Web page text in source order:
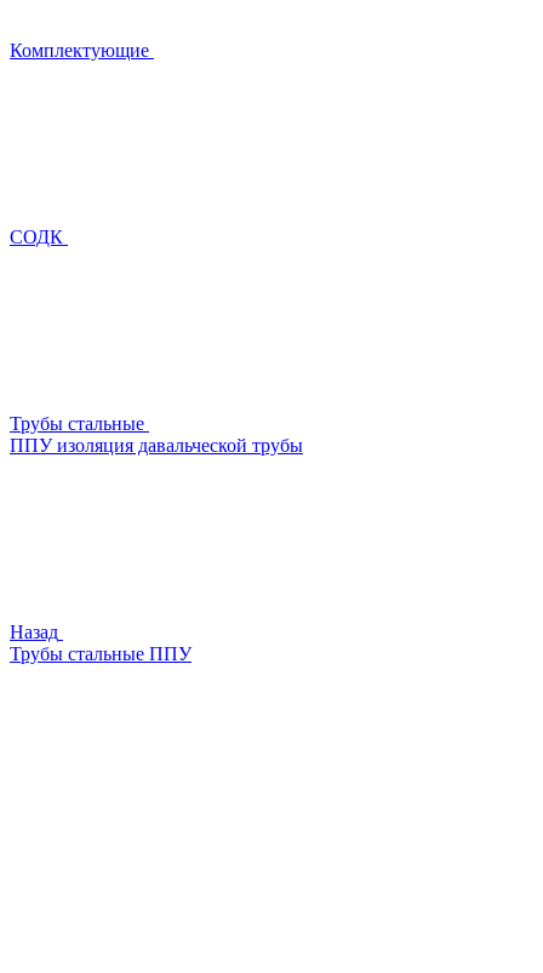
Комплектующие
СОДК
Трубы стальные
ППУ изоляция давальческой трубы
Назад
Трубы стальные ППУ